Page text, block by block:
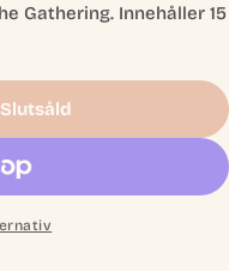
Gathering. Innehåller 15
Gathering -
The Gathering -
Slutsåld